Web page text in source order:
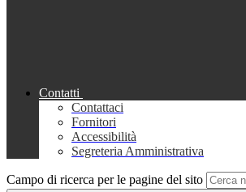
Contatti
Contattaci
Fornitori
Accessibilità
Segreteria Amministrativa
Campo di ricerca per le pagine del sito